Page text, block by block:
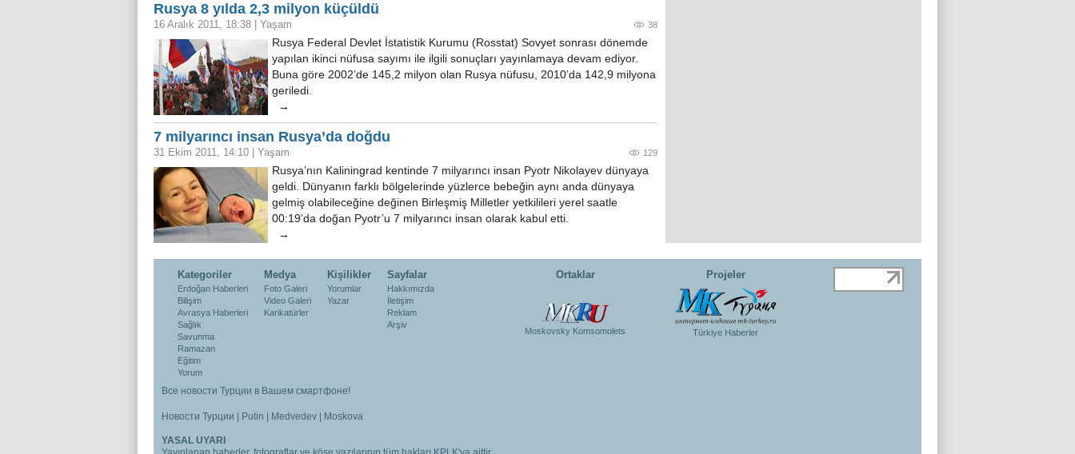
Rusya 8 yılda 2,3 milyon küçüldü
16 Aralık 2011, 18:38 Yaşam 38
Rusya Federal Devlet İstatistik Kurumu (Rosstat) Sovyet sonrası dönemde
yapılan ikinci nüfusa sayımı ile ilgili sonuçları yayınlamaya devam ediyor.
Buna göre 2002’de 145,2 milyon olan Rusya nüfusu, 2010’da 142,9 milyona
geriledi.
→
7 milyarıncı insan Rusya’da doğdu
31 Ekim 2011, 14:10 Yaşam 129
Rusya’nın Kaliningrad kentinde 7 milyarıncı insan Pyotr Nikolayev dünyaya
geldi. Dünyanın farklı bölgelerinde yüzlerce bebeğin aynı anda dünyaya
gelmiş olabileceğine değinen Birleşmiş Milletler yetkilileri yerel saatle
00:19’da doğan Pyotr’u 7 milyarıncı insan olarak kabul etti.
→
Kategoriler
Erdoğan Haberleri
Bilişim
Avrasya Haberleri
Sağlık
Savunma
Ramazan
Eğitim
Yorum
Medya
Foto Galeri
Video Galeri
Karikatürler
Kişilikler
Yorumlar
Yazar
Sayfalar
Hakkımızda
İletişim
Reklam
Arşiv
Ortaklar
Moskovsky Komsomolets
Projeler
Türkiye Haberler
Все новости Турции в Вашем смартфоне!
Новости Турции Putin Medvedev Moskova
YASAL UYARI